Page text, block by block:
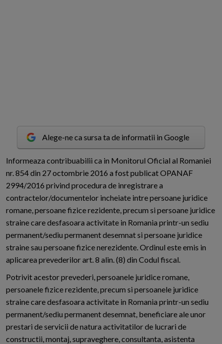
Alege-ne ca sursa ta de informatii in Google
Informeaza contribuabilii ca in Monitorul Oficial al Romaniei
nr. 854 din 27 octombrie 2016 a fost publicat OPANAF
2994/2016 privind procedura de inregistrare a
contractelor/documentelor incheiate intre persoane juridice
romane, persoane fizice rezidente, precum si persoane juridice
straine care desfasoara activitate in Romania printr-un sediu
permanent/sediu permanent desemnat si persoane juridice
straine sau persoane fizice nerezidente. Ordinul este emis in
aplicarea prevederilor art. 8 alin. (8) din Codul fiscal.
Potrivit acestor prevederi, persoanele juridice romane,
persoanele fizice rezidente, precum si persoanele juridice
straine care desfasoara activitate in Romania printr-un sediu
permanent/sediu permanent desemnat, beneficiare ale unor
prestari de servicii de natura activitatilor de lucrari de
constructii, montaj, supraveghere, consultanta, asistenta